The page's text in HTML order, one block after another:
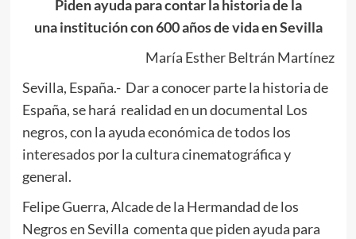
Piden ayuda para contar la historia de la
una institución con 600 años de vida en Sevilla
María Esther Beltrán Martínez
Sevilla, España.- Dar a conocer parte la historia de
España, se hará realidad en un documental Los
negros, con la ayuda económica de todos los
interesados por la cultura cinematográfica y
general.
Felipe Guerra, Alcade de la Hermandad de los
Negros en Sevilla comenta que piden ayuda para